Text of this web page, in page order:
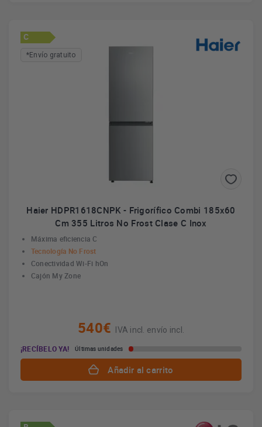
C
*Envío gratuito
Haier HDPR1618CNPK - Frigorífico Combi 185x60
Cm 355 Litros No Frost Clase C Inox
Máxima eficiencia C
Tecnología No Frost
Conectividad Wi-Fi hOn
Cajón My Zone
540€
IVA incl. envío incl.
¡RECÍBELO YA!
Últimas unidades
Añadir al carrito